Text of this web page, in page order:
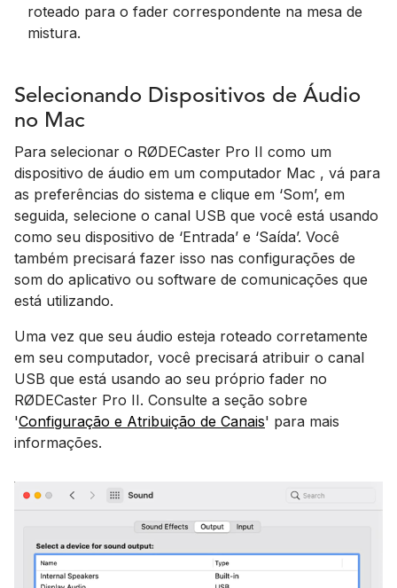
roteado para o fader correspondente na mesa de
mistura.
Selecionando Dispositivos de Áudio
no Mac
Para selecionar o RØDECaster Pro II como um
dispositivo de áudio em um computador Mac , vá para
as preferências do sistema e clique em ‘Som’, em
seguida, selecione o canal USB que você está usando
como seu dispositivo de ‘Entrada’ e ‘Saída’. Você
também precisará fazer isso nas configurações de
som do aplicativo ou software de comunicações que
está utilizando.
Uma vez que seu áudio esteja roteado corretamente
em seu computador, você precisará atribuir o canal
USB que está usando ao seu próprio fader no
RØDECaster Pro II. Consulte a seção sobre
'Configuração e Atribuição de Canais' para mais
informações.